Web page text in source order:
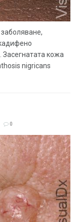
Засегнатата кожа
nigricans
0